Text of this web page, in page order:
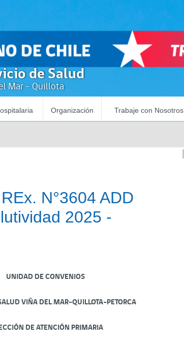
de Salud
Mar - Quillota
Organización Trabaje con Nosotros
N°3604 ADD
2025 -
UNIDAD DE CONVENIOS
VIÑA DEL MAR-QUILLOTA-PETORCA
DE ATENCIÓN PRIMARIA